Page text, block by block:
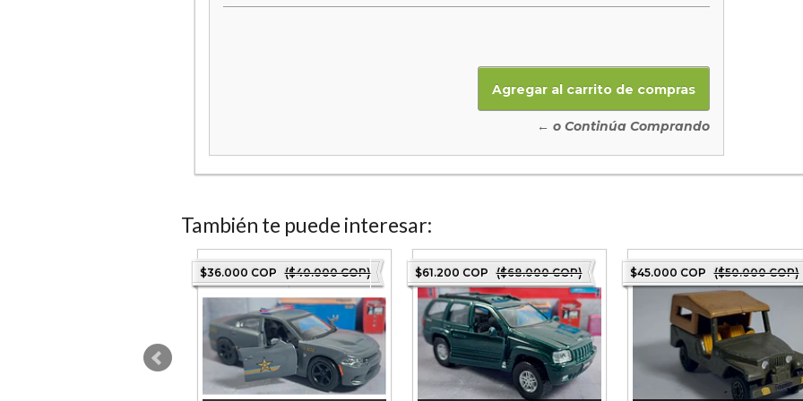
← o Continúa Comprando
También te puede interesar:
$36.000 COP ($40.000 COP) $61.200 COP ($68.000 COP) $45.000 COP ($50.000 COP)